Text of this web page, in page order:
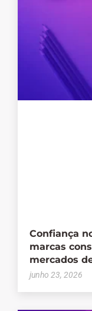
Confiança
marcas
mercados
junho 23, 2026